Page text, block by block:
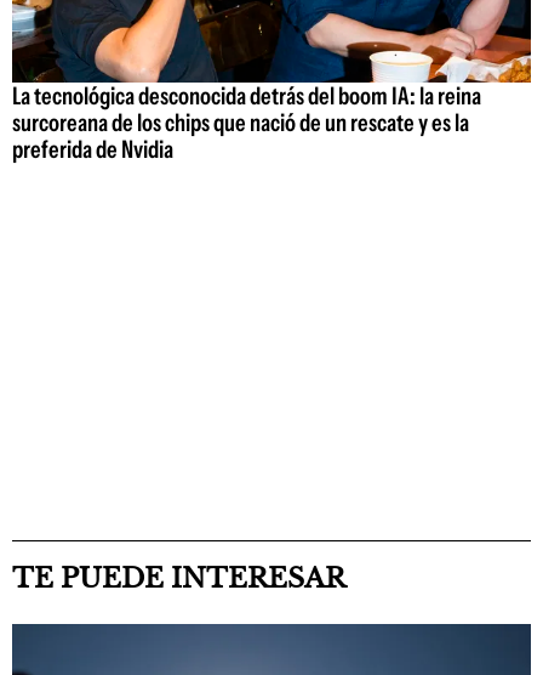
La tecnológica desconocida detrás del boom IA: la reina
surcoreana de los chips que nació de un rescate y es la
preferida de Nvidia
TE PUEDE INTERESAR